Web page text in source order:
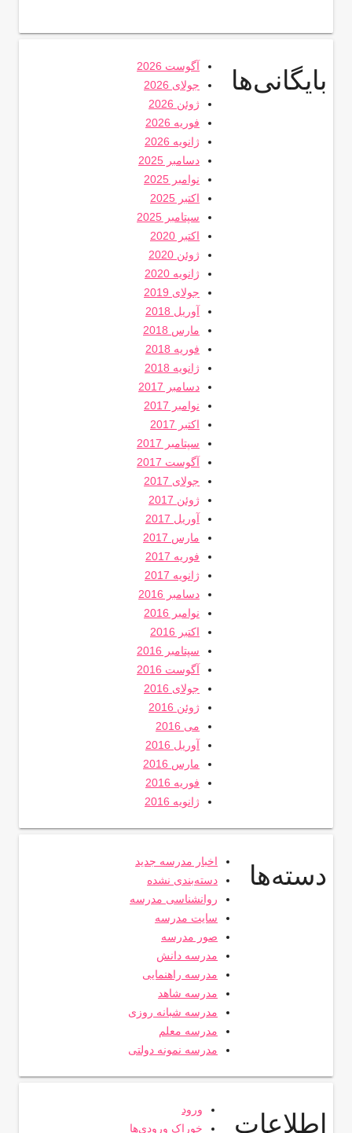
بایگانی‌ها
آگوست 2026
جولای 2026
ژوئن 2026
فوریه 2026
ژانویه 2026
دسامبر 2025
نوامبر 2025
اکتبر 2025
سپتامبر 2025
اکتبر 2020
ژوئن 2020
ژانویه 2020
جولای 2019
آوریل 2018
مارس 2018
فوریه 2018
ژانویه 2018
دسامبر 2017
نوامبر 2017
اکتبر 2017
سپتامبر 2017
آگوست 2017
جولای 2017
ژوئن 2017
آوریل 2017
مارس 2017
فوریه 2017
ژانویه 2017
دسامبر 2016
نوامبر 2016
اکتبر 2016
سپتامبر 2016
آگوست 2016
جولای 2016
ژوئن 2016
می 2016
آوریل 2016
مارس 2016
فوریه 2016
ژانویه 2016
دسته‌ها
اخبار مدرسه جدید
دسته‌بندی نشده
روانشناسی مدرسه
سایت مدرسه
صور مدرسه
مدرسه دانش
مدرسه راهنمایی
مدرسه شاهد
مدرسه شبانه روزی
مدرسه معلم
مدرسه نمونه دولتی
اطلاعات
ورود
خوراک ورودی‌ها